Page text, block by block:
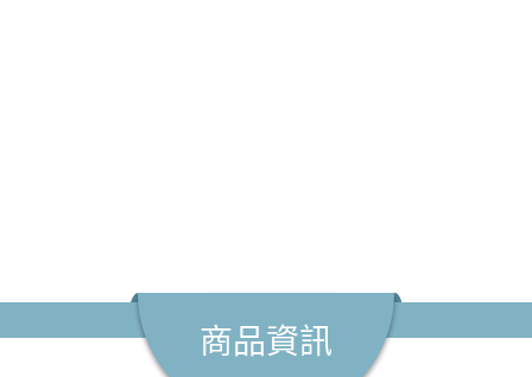
商品資訊